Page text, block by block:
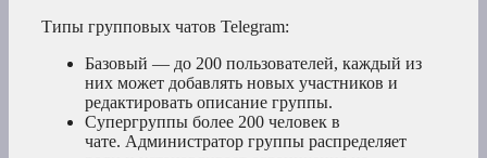
Типы групповых чатов Telegram:
Базовый — до 200 пользователей, каждый из
них может добавлять новых участников и
редактировать описание группы.
Супергруппы более 200 человек в
чате. Администратор группы распределяет